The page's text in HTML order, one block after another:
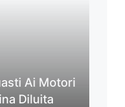
Ai Motori
Diluita